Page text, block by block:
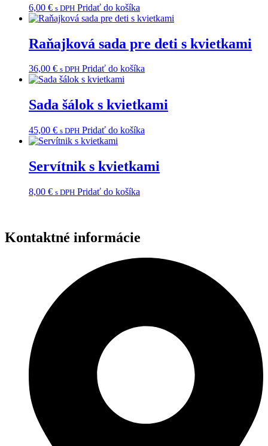
6,00 € s DPH Pridať do košíka
Raňajková sada pre deti s kvietkami
36,00 € s DPH Pridať do košíka
Sada šálok s kvietkami
45,00 € s DPH Pridať do košíka
Servítnik s kvietkami
8,00 € s DPH Pridať do košíka
Kontaktné informácie